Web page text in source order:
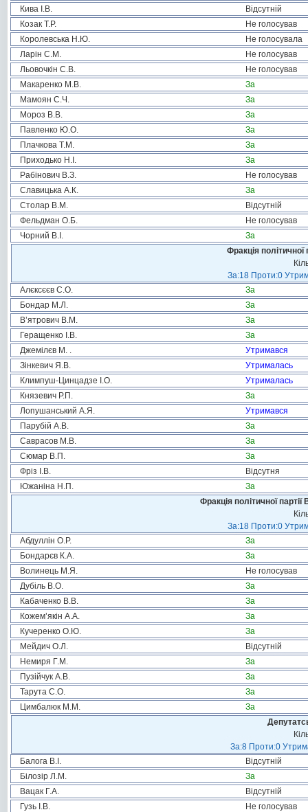
Кива І.В.
Відсутній
Козак Т.Р.
Не голосував
Королевська Н.Ю.
Не голосувала
Ларін С.М.
Не голосував
Льовочкін С.В.
Не голосував
Макаренко М.В.
За
Мамоян С.Ч.
За
Мороз В.В.
За
Павленко Ю.О.
За
Плачкова Т.М.
За
Приходько Н.І.
За
Рабінович В.З.
Не голосував
Славицька А.К.
За
Столар В.М.
Відсутній
Фельдман О.Б.
Не голосував
Чорний В.І.
За
Фракція
За:18 Проти:0
Алєксєєв С.О.
За
Бондар М.Л.
За
В’ятрович В.М.
За
Геращенко І.В.
За
Джемілєв М. .
Утримався
Зінкевич Я.В.
Утрималась
Климпуш-Цинцадзе І.О.
Утрималась
Князевич Р.П.
За
Лопушанський А.Я.
Утримався
Парубій А.В.
За
Саврасов М.В.
За
Сюмар В.П.
За
Фріз І.В.
Відсутня
Южаніна Н.П.
За
Фракція політичної
За:18 Проти:0
Абдуллін О.Р.
За
Бондарєв К.А.
За
Волинець М.Я.
Не голосував
Дубіль В.О.
За
Кабаченко В.В.
За
Кожем’якін А.А.
За
Кучеренко О.Ю.
За
Мейдич О.Л.
Відсутній
Немиря Г.М.
За
Пузійчук А.В.
За
Тарута С.О.
За
Цимбалюк М.М.
За
За:8 Проти:0
Балога В.І.
Відсутній
Білозір Л.М.
За
Вацак Г.А.
Відсутній
Гузь І.В.
Не голосував